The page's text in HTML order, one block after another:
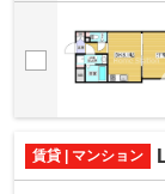
賃貸 | マンション